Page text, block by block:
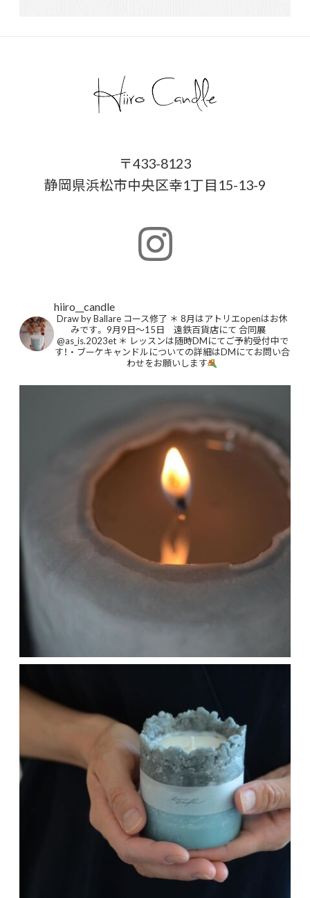
〒433-8123
静岡県浜松市中央区幸1丁目15-13-9
hiiro__candle
Draw by Ballare コース修了 ＊ 8月はアトリエopenはお休
みです。 9月9日〜15日 遠鉄百貨店にて 合同展
@as_is.2023et ＊ レッスンは随時DMにてご予約受付中で
す！ ・ ブーケキャンドルについての詳細はDMにてお問い合
わせをお願いします